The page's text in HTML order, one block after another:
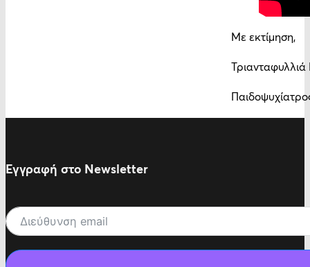
Με εκτίμηση,
Εγγραφή στο Newsletter